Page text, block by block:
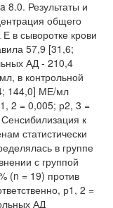
8.0. Результаты и
общего
в сыворотке крови
57,9 [31,6;
АД - 210,4
в контрольной
144,0] МЕ/мл
2 = 0,005; р2, 3 =
к
статистически
в группе
с группой
(n = 19) против
р1, 2 =
АД